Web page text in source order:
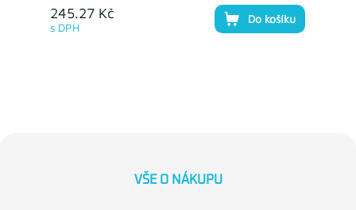
245.27 Kč
s DPH
Do košíku
VŠE O NÁKUPU